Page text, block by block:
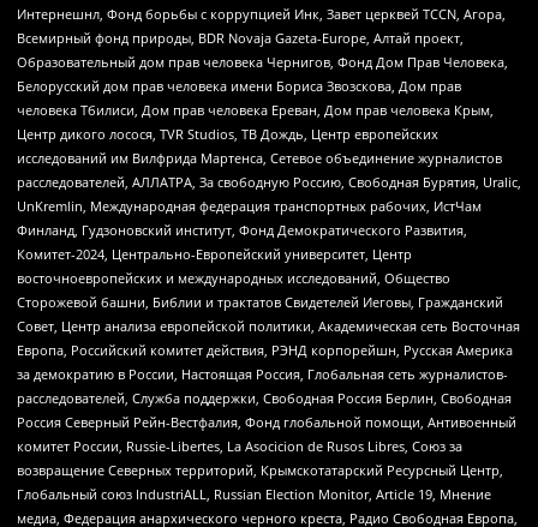
Интернешнл, Фонд борьбы с коррупцией Инк, Завет церквей TCCN, Агора,
Всемирный фонд природы, BDR Novaja Gazeta-Europe, Алтай проект,
Образовательный дом прав человека Чернигов, Фонд Дом Прав Человека,
Белорусский дом прав человека имени Бориса Звозскова, Дом прав
человека Тбилиси, Дом прав человека Ереван, Дом прав человека Крым,
Центр дикого лосося, TVR Studios, ТВ Дождь, Центр европейских
исследований им Вилфрида Мартенса, Сетевое объединение журналистов
расследователей, АЛЛАТРА, За свободную Россию, Свободная Бурятия, Uralic,
UnKremlin, Международная федерация транспортных рабочих, ИстЧам
Финланд, Гудзоновский институт, Фонд Демократического Развития,
Комитет-2024, Центрально-Европейский университет, Центр
восточноевропейских и международных исследований, Общество
Сторожевой башни, Библии и трактатов Свидетелей Иеговы, Гражданский
Совет, Центр анализа европейской политики, Академическая сеть Восточная
Европа, Российский комитет действия, РЭНД корпорейшн, Русская Америка
за демократию в России, Настоящая Россия, Глобальная сеть журналистов-
расследователей, Служба поддержки, Свободная Россия Берлин, Свободная
Россия Северный Рейн-Вестфалия, Фонд глобальной помощи, Антивоенный
комитет России, Russie-Libertes, La Asocicion de Rusos Libres, Союз за
возвращение Северных территорий, Крымскотатарский Ресурсный Центр,
Глобальный союз IndustriALL, Russian Election Monitor, Article 19, Мнение
медиа, Федерация анархического черного креста, Радио Свободная Европа,